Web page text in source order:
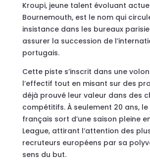
Kroupi, jeune talent évoluant
Bournemouth, est le nom qui
insistance dans les bureaux
assurer la succession de
portugais.
Cette piste s’inscrit dans une
l’effectif tout en misant sur des
déjà prouvé leur valeur dans des
compétitifs. À seulement 20 ans, le
français sort d’une saison pleine
League, attirant l’attention des
recruteurs européens par sa
sens du but.